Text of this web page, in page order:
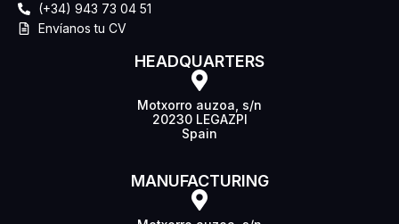
(+34) 943 73 04 51
Envíanos tu CV
HEADQUARTERS
Motxorro auzoa, s/n
20230 LEGAZPI
Spain
MANUFACTURING